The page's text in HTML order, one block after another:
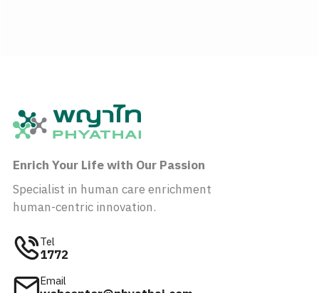
Enrich Your Life with Our Passion
Specialist in human care enrichment
human-centric innovation.
Tel
1772
Email